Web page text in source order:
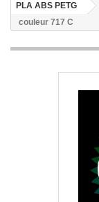
PLA ABS PETG
couleur 717 C